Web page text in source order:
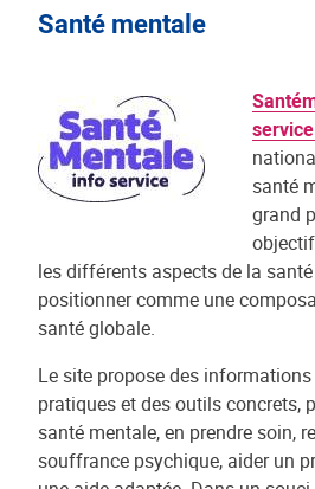
Santé mentale
santé
grand
les différents aspects de la
positionner comme une
santé globale.
Le site propose des
pratiques et des outils concrets,
santé mentale, en prendre soin,
souffrance psychique, aider un